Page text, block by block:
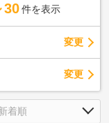
30 件を表示
変更
変更